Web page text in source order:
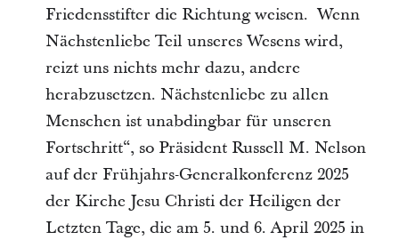
Friedensstifter die Richtung weisen. Wenn
Nächstenliebe Teil unseres Wesens wird,
reizt uns nichts mehr dazu, andere
herabzusetzen. Nächstenliebe zu allen
Menschen ist unabdingbar für unseren
Fortschritt“, so Präsident Russell M. Nelson
auf der Frühjahrs-Generalkonferenz 2025
der Kirche Jesu Christi der Heiligen der
Letzten Tage, die am 5. und 6. April 2025 in